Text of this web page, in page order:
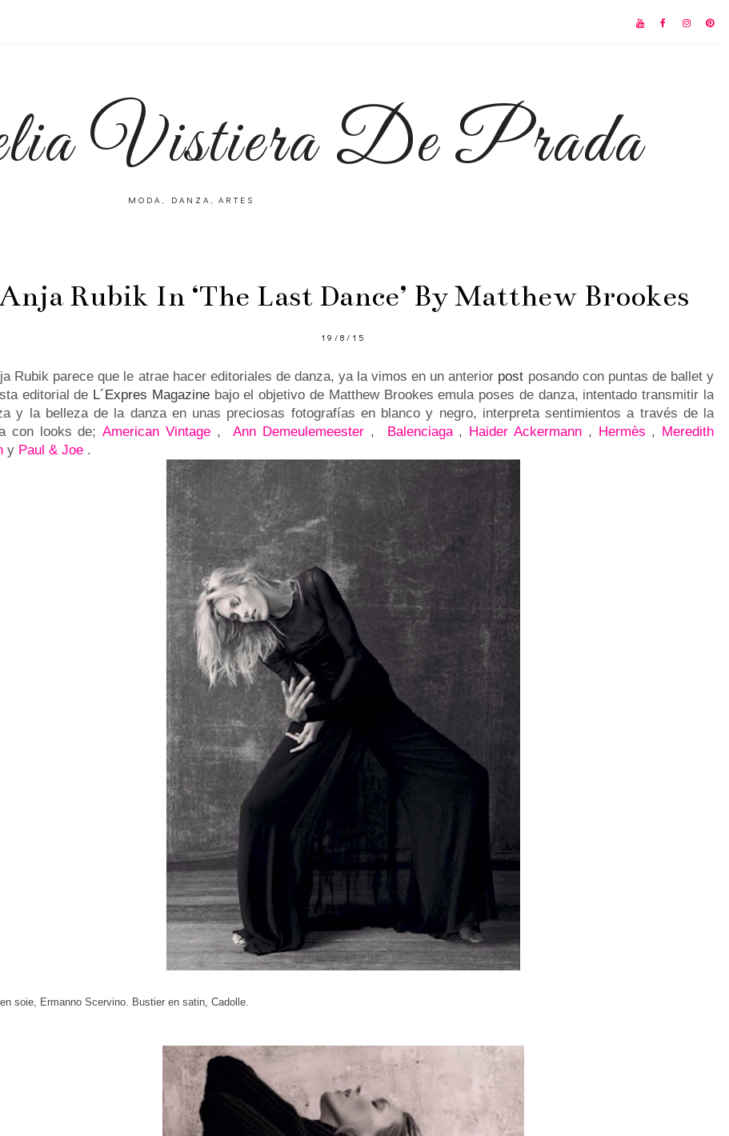
Vistiera De Prada
MODA, DANZA, ARTES
Rubik In ‘The Last Dance’ By Matthew Brookes
19/8/15
Rubik parece que le atrae hacer editoriales de danza, ya la vimos en un anterior post posando con puntas de ballet y
editorial de L´Expres Magazine bajo el objetivo de Matthew Brookes emula poses de danza, intentado transmitir la
y la belleza de la danza en unas preciosas fotografías en blanco y negro, interpreta sentimientos a través de la
con looks de;American Vintage,Ann Demeulemeester , Balenciaga, Haider Ackermann, Hermès , Meredith
y Paul & Joe .
soie, Ermanno Scervino. Bustier en satin, Cadolle.